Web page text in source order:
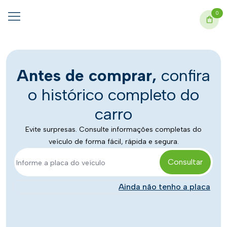
0
Antes de comprar, confira
o histórico completo do
carro
Evite surpresas. Consulte informações completas do
veículo de forma fácil, rápida e segura.
Consultar
Ainda não tenho a placa